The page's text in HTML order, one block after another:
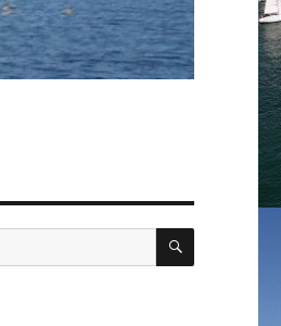
SUCHEN